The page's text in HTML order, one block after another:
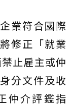
業符合國際
修正「就業
止雇主或仲
分文件及收
仲介評鑑指